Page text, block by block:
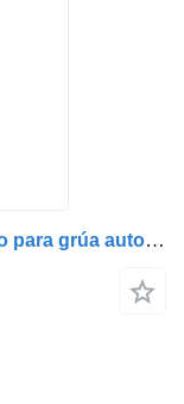
Parker F130CF distribuidor hidráulico para grúa autocargante